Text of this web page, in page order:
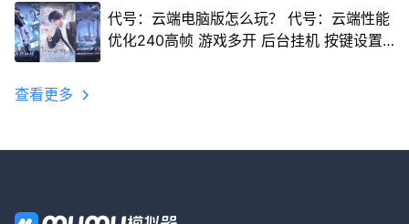
代号：云端电脑版怎么玩？ 代号：云端性能
优化240高帧 游戏多开 后台挂机 按键设置
查看更多